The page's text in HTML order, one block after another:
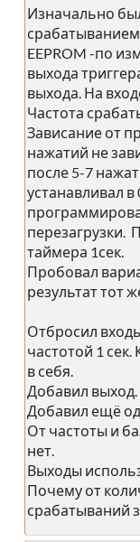
Изначально
EEPROM -по
выхода
выхода. На
Частота
Зависание от
нажатий не
после 5-7
устанавливал в
перезагрузки.
таймера 1сек.
Пробовал
результат тот
Отбросил
частотой 1
в себя.
Добавил выход.
Добавил ещё
От частоты и
нет.
Выходы
Почему от
срабатываний